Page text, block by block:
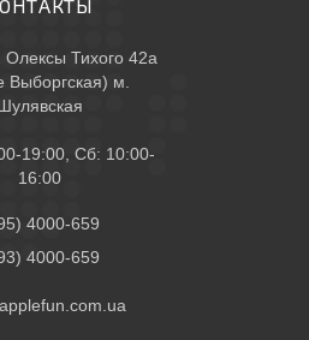
Олексы Тихого 42а
Выборгская) м.
19:00, Сб: 10:00-
16:00
4000-659
4000-659